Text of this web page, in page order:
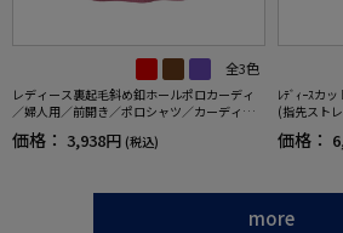
全3色
レディース裏起毛斜め釦ホールポロカーディ
／婦人用／前開き／ポロシャツ／カーディガ
ン【CF】
価格： 3,938円 (税込)
ﾚﾃﾞｨｰｽカ
(指先スト
ガン【CF】
価格：
more